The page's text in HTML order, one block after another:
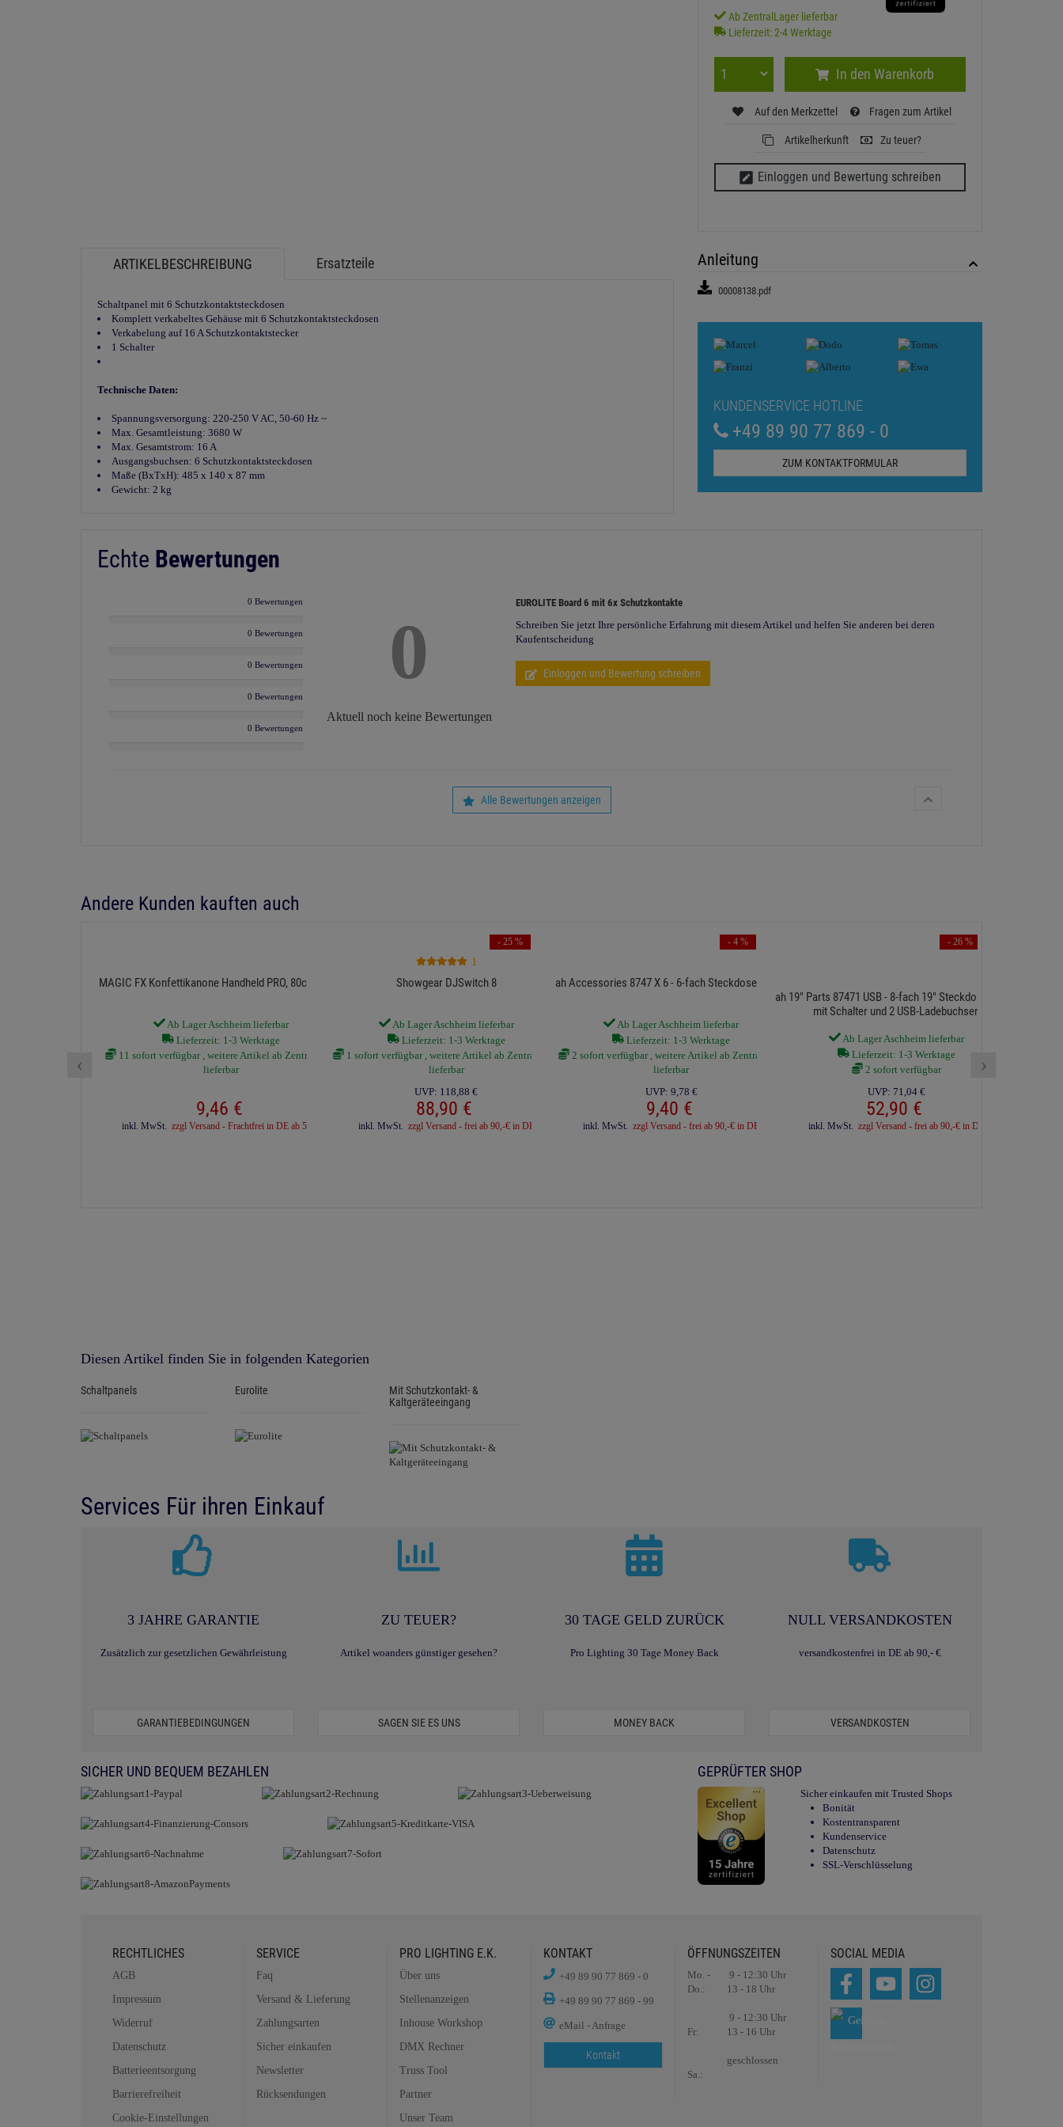
Ab ZentralLager lieferbar
Lieferzeit: 2-4 Werktage
In den Warenkorb
Auf den Merkzettel Fragen zum Artikel
Artikelherkunft Zu teuer?
Einloggen und Bewertung schreiben
ARTIKELBESCHREIBUNG Ersatzteile
Schaltpanel mit 6 Schutzkontaktsteckdosen
Komplett verkabeltes Gehäuse mit 6 Schutzkontaktsteckdosen
Verkabelung auf 16 A Schutzkontaktstecker
1 Schalter
Technische Daten:
Spannungsversorgung: 220-250 V AC, 50-60 Hz ~
Max. Gesamtleistung: 3680 W
Max. Gesamtstrom: 16 A
Ausgangsbuchsen: 6 Schutzkontaktsteckdosen
Maße (BxTxH): 485 x 140 x 87 mm
Gewicht: 2 kg
Anleitung
00008138.pdf
KUNDENSERVICE HOTLINE
+49 89 90 77 869 - 0
ZUM KONTAKTFORMULAR
Echte Bewertungen
0 Bewertungen
0 Bewertungen
0 Bewertungen
0 Bewertungen
0 Bewertungen
0
Aktuell noch keine Bewertungen
EUROLITE Board 6 mit 6x Schutzkontakte
Schreiben Sie jetzt Ihre persönliche Erfahrung mit diesem Artikel und helfen Sie anderen bei deren
Kaufentscheidung
Einloggen und Bewertung schreiben
Alle Bewertungen anzeigen
Andere Kunden kauften auch
MAGIC FX Konfettikanone Handheld PRO, 80cm, Weiß
Ab Lager Aschheim lieferbar
Lieferzeit: 1-3 Werktage
11 sofort verfügbar , weitere Artikel ab Zentrallager
lieferbar
9,46 €
inkl. MwSt. zzgl Versand - Frachtfrei in DE ab 500€
1
Showgear DJSwitch 8
Ab Lager Aschheim lieferbar
Lieferzeit: 1-3 Werktage
1 sofort verfügbar , weitere Artikel ab Zentrallager
lieferbar
UVP: 118,88 €
88,90 €
inkl. MwSt. zzgl Versand - frei ab 90,-€ in DE
- 25 %
ah Accessories 8747 X 6 - 6-fach Steckdosenleiste
Ab Lager Aschheim lieferbar
Lieferzeit: 1-3 Werktage
2 sofort verfügbar , weitere Artikel ab Zentrallager
lieferbar
UVP: 9,78 €
9,40 €
inkl. MwSt. zzgl Versand - frei ab 90,-€ in DE
- 4 %
ah 19" Parts 87471 USB - 8-fach 19" Steckdosenleiste
mit Schalter und 2 USB-Ladebuchsen
Ab Lager Aschheim lieferbar
Lieferzeit: 1-3 Werktage
2 sofort verfügbar
UVP: 71,04 €
52,90 €
inkl. MwSt. zzgl Versand - frei ab 90,-€ in DE
- 26 %
‹ ›
Diesen Artikel finden Sie in folgenden Kategorien
Schaltpanels Eurolite
Mit Schutzkontakt- &
Kaltgeräteeingang
Services Für ihren Einkauf
3 JAHRE GARANTIE
Zusätzlich zur gesetzlichen Gewährleistung
GARANTIEBEDINGUNGEN
ZU TEUER?
Artikel woanders günstiger gesehen?
SAGEN SIE ES UNS
30 TAGE GELD ZURÜCK
Pro Lighting 30 Tage Money Back
MONEY BACK
NULL VERSANDKOSTEN
versandkostenfrei in DE ab 90,- €
VERSANDKOSTEN
SICHER UND BEQUEM BEZAHLEN GEPRÜFTER SHOP
Sicher einkaufen mit Trusted Shops
Bonität
Kostentransparent
Kundenservice
Datenschutz
SSL-Verschlüsselung
RECHTLICHES
AGB
Impressum
Widerruf
Datenschutz
Batterieentsorgung
Barrierefreiheit
Cookie-Einstellungen
SERVICE
Faq
Versand & Lieferung
Zahlungsarten
Sicher einkaufen
Newsletter
Rücksendungen
PRO LIGHTING E.K.
Über uns
Stellenanzeigen
Inhouse Workshop
DMX Rechner
Truss Tool
Partner
Unser Team
KONTAKT
+49 89 90 77 869 - 0
+49 89 90 77 869 - 99
eMail - Anfrage
Kontakt
ÖFFNUNGSZEITEN
Mo. -
Do.:
Fr:
Sa.:
9 - 12:30 Uhr
13 - 18 Uhr
9 - 12:30 Uhr
13 - 16 Uhr
geschlossen
SOCIAL MEDIA